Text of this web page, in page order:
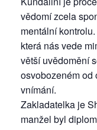
vědomí zcela
mentální
která nás vede
větší uvědomění
osvobozeném od
vnímání.
Zakladatelka je
manžel byl